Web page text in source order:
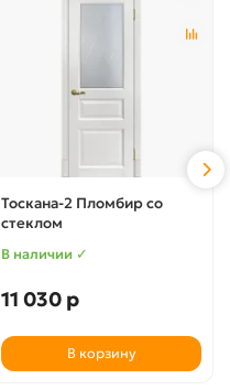
Тоскана-2 Пломбир со
стеклом
В наличии ✓
11 030 р
В корзину